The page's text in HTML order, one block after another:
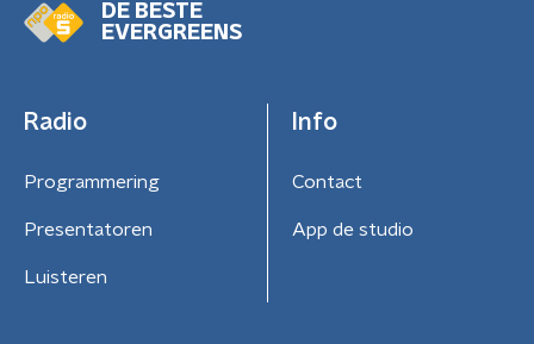
DE BESTE
EVERGREENS
Radio
Programmering
Presentatoren
Luisteren
Info
Contact
App de studio